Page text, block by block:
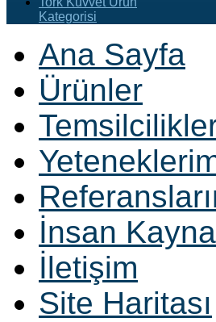
Kategorisi
Ana Sayfa
Ürünler
İnsan
İletişim
Site Haritası